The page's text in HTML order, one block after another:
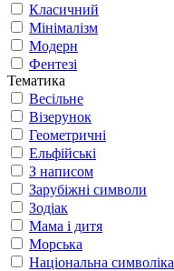
Класичний
Мінімалізм
Модерн
Фентезі
Тематика
Весільне
Візерунок
Геометричні
Ельфійські
З написом
Зарубіжні символи
Зодіак
Мама і дитя
Морська
Національна символіка